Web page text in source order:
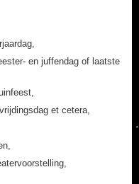
en juffendag of laatste
et cetera,